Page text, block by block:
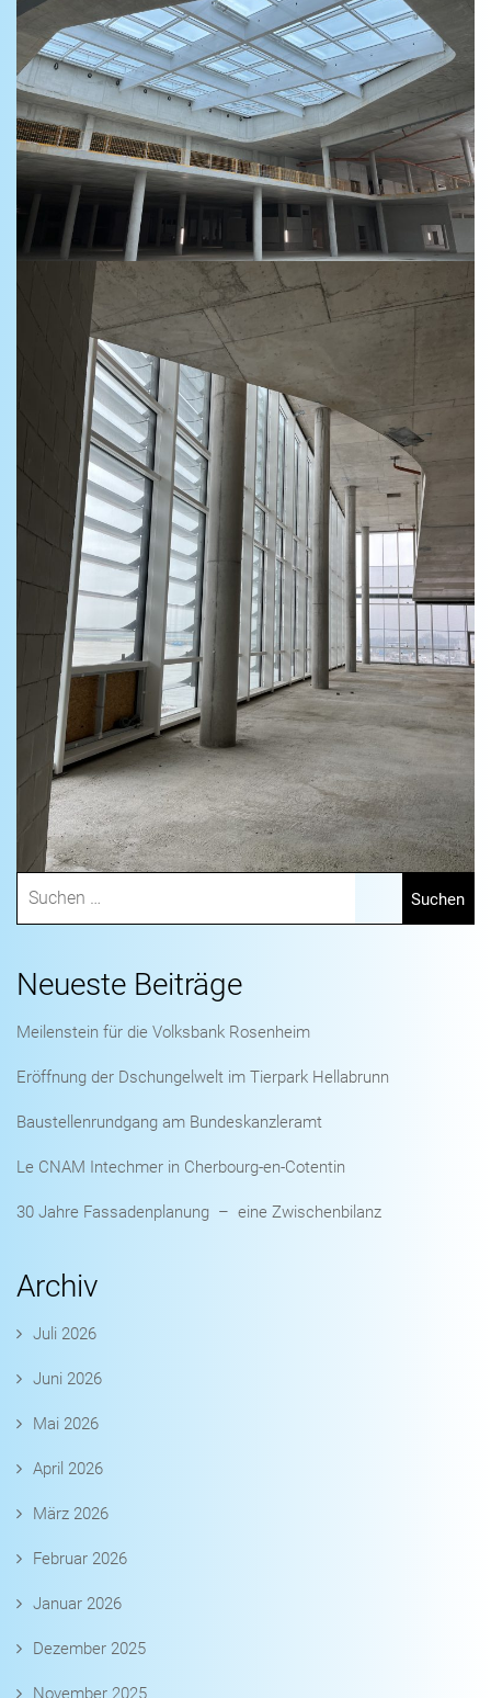
Neueste Beiträge
Meilenstein für die Volksbank Rosenheim
Eröffnung der Dschungelwelt im Tierpark Hellabrunn
Baustellenrundgang am Bundeskanzleramt
Le CNAM Intechmer in Cherbourg-en-Cotentin
30 Jahre Fassadenplanung – eine Zwischenbilanz
Archiv
Juli 2026
Juni 2026
Mai 2026
April 2026
März 2026
Februar 2026
Januar 2026
Dezember 2025
November 2025